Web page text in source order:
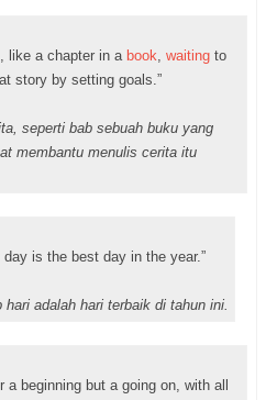
like a chapter in a book, waiting to
story by setting goals.”
seperti bab sebuah buku yang
membantu menulis cerita itu
is the best day in the year.”
adalah hari terbaik di tahun ini.
a beginning but a going on, with all